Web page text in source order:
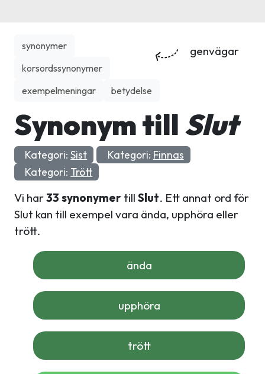
genvägar
synonymer
korsordssynonymer
exempelmeningar
betydelse
Synonym till Slut
Kategori:Sist Kategori: Finnas
Kategori: Trött
Vi har33 synonymer till Slut. Ett annat ord för
Slut kan till exempel vara ända, upphöra eller
trött.
ända
upphöra
trött